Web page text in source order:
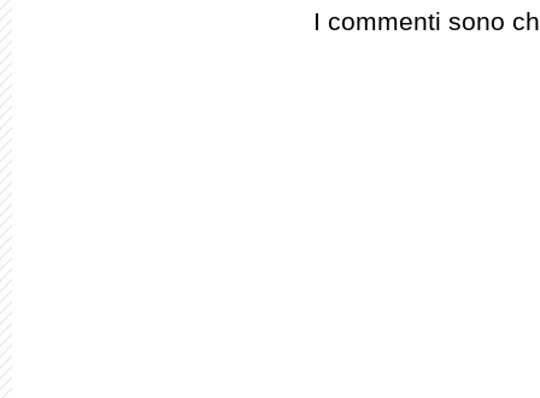
I commenti sono